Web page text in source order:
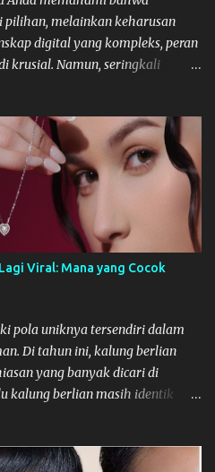
melainkan keharusan
digital yang kompleks, peran
krusial. Namun, seringkali
layaknya membangun
yang stabil dan strategis
biaya onboarding, memastikan
ekspansi bisnis Anda.
membangun kemitraan yang
Stabilitas Kemitraan Digital
singkat dengan Digital Agency
Setiap agency baru
DNA merek Anda, budaya
yang spesifik. Kemitraan
agensi te...
Viral: Mana yang Cocok
pola uniknya tersendiri dalam
Di tahun ini, kalung berlian
yang banyak dicari di
kalung berlian masih identik
koleksi necklace diamond,